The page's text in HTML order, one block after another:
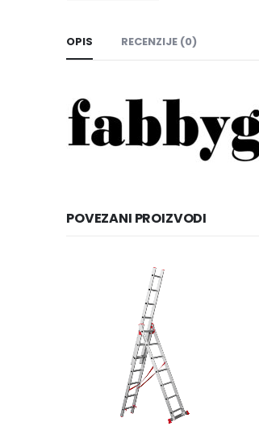
OPIS RECENZIJE (0)
POVEZANI PROIZVODI